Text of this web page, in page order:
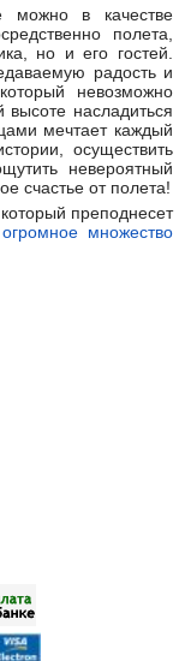
можно в качестве
полета,
но и его гостей.
радость и
невозможно
насладиться
мечтает каждый
осуществить
невероятный
счастье от полета!
преподнесет
огромное множество